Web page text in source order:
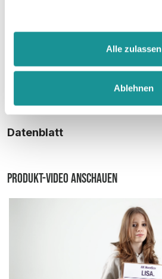
Alle zulassen
Ablehnen
Datenblatt
Produkt-Video anschauen